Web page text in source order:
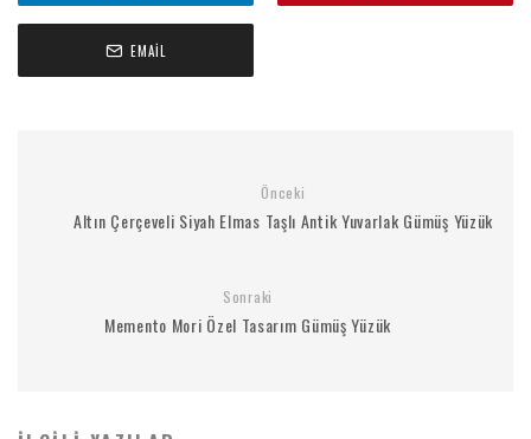
EMAIL
Önceki
Altın Çerçeveli Siyah Elmas Taşlı Antik Yuvarlak Gümüş Yüzük
Sonraki
Memento Mori Özel Tasarım Gümüş Yüzük